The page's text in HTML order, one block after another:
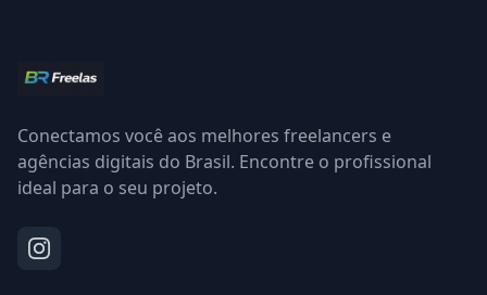
Conectamos você aos melhores freelancers e
agências digitais do Brasil. Encontre o profissional
ideal para o seu projeto.